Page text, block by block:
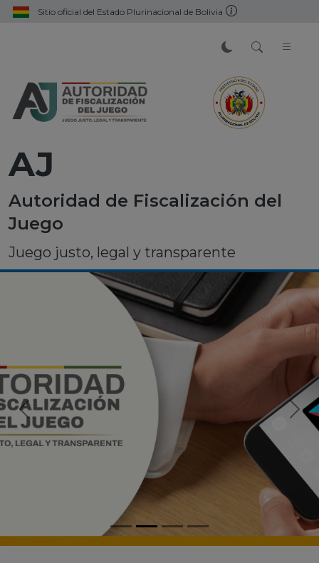
Sitio oficial del Estado Plurinacional de Bolivia
AJ
Autoridad de Fiscalización del
Juego
Juego justo, legal y transparente